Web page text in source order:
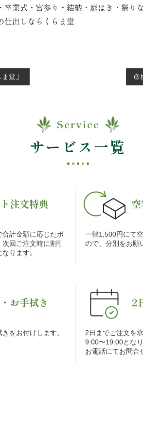
業式・宮参り・結納・庭はき・祭り
出しならくらま堂
堂」 彦
Service
サービス一覧
注文特典
計金額に応じたポ
回ご注文時に割引
ります。
一律1,500円にて
ので、分別をお願
お手拭き
をお付けします。
2
2日までご注文を
9:00〜19:00とな
お電話にてお問合